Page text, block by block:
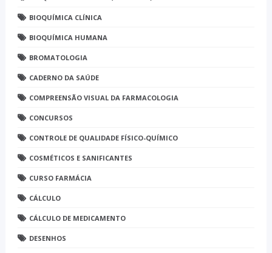
BIOQUÍMICA CLÍNICA
BIOQUÍMICA HUMANA
BROMATOLOGIA
CADERNO DA SAÚDE
COMPREENSÃO VISUAL DA FARMACOLOGIA
CONCURSOS
CONTROLE DE QUALIDADE FÍSICO-QUÍMICO
COSMÉTICOS E SANIFICANTES
CURSO FARMÁCIA
CÁLCULO
CÁLCULO DE MEDICAMENTO
DESENHOS